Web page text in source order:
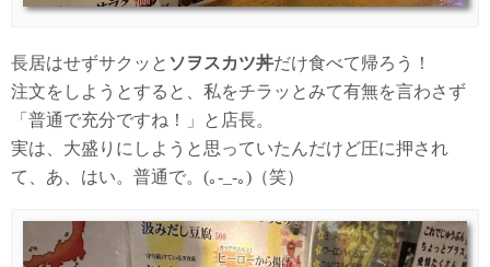
長居はせずサクッと ソヲスカツ丼だけ食べて帰ろう！
注文をしようとすると、私をチラッとみて有無を言わさず
「普通で充分ですね！」と店長。
実は、大盛りにしようと思っていたんだけど圧に押され
て、あ、はい。普通で。(｡-_-｡)（笑）